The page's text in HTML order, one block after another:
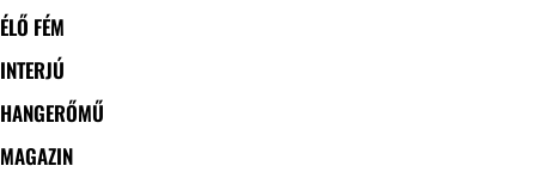
ÉLŐ FÉM
INTERJÚ
HANGERŐMŰ
MAGAZIN